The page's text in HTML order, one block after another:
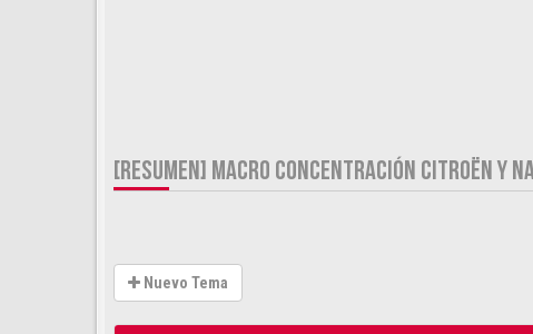
[RESUMEN] MACRO CONCENTRACIÓN CITROËN Y
Nuevo Tema